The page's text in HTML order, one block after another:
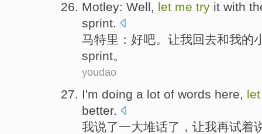
Motley: Well, let me try it with
sprint.
马特里： 好吧。 让我回去和我的
sprint。
youdao
I'm doing a lot of words here, let
better.
我说了一大堆话了， 让我再试着